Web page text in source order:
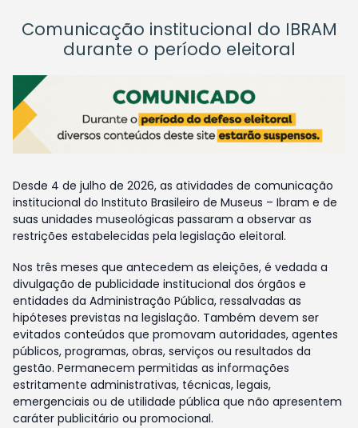
Comunicação institucional do IBRAM
durante o período eleitoral
Desde 4 de julho de 2026, as atividades de comunicação
institucional do Instituto Brasileiro de Museus – Ibram e de
suas unidades museológicas passaram a observar as
restrições estabelecidas pela legislação eleitoral.
Nos três meses que antecedem as eleições, é vedada a
divulgação de publicidade institucional dos órgãos e
entidades da Administração Pública, ressalvadas as
hipóteses previstas na legislação. Também devem ser
evitados conteúdos que promovam autoridades, agentes
públicos, programas, obras, serviços ou resultados da
gestão. Permanecem permitidas as informações
estritamente administrativas, técnicas, legais,
emergenciais ou de utilidade pública que não apresentem
caráter publicitário ou promocional.